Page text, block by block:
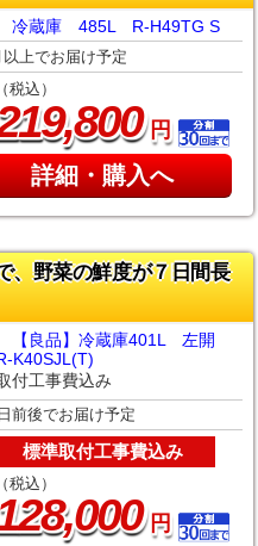
冷蔵庫 485L R-H49TG S
以上でお届け予定
（税込）
,800円
詳細・購入へ
、野菜の鮮度が７日間長
【良品】冷蔵庫401L 左開
K40SJL(T)
付工事費込み
前後でお届け予定
標準取付工事費込み
（税込）
,000円